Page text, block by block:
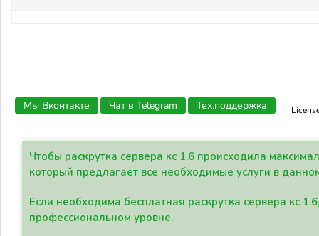
Мы Вконтакте Чат в Telegram Тех.поддержка
Чтобы раскрутка сервера кс 1.6 происходила
который предлагает все необходимые услуги в
Если необходима бесплатная раскрутка сервера кс
профессиональном уровне.